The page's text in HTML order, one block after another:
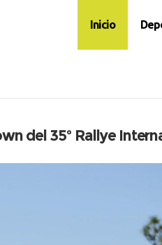
Inicio
del 35º Rallye